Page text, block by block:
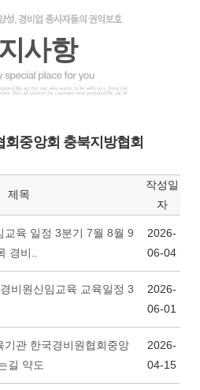
사항
회중앙회 충북지방협회
제목
작성일
자
교육 일정 3분기 7월 8월 9
경비..
2026-
06-04
비원신임교육 교육일정 3
2026-
06-01
기관 한국경비원협회중앙
길 약도
2026-
04-15